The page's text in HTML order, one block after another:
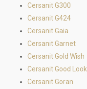
Cersanit G300
Cersanit G424
Cersanit Gaia
Cersanit Garnet
Cersanit Gold Wish
Cersanit Good Look
Cersanit Goran